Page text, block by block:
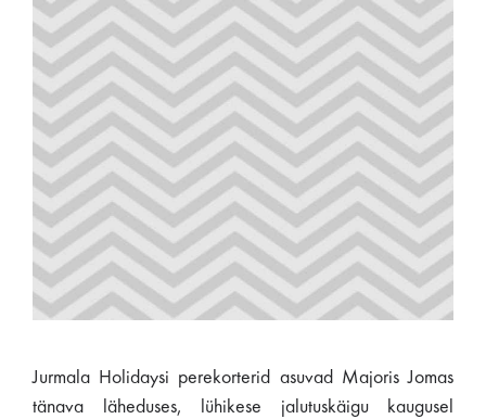
Jurmala Holidaysi perekorterid asuvad Majoris Jomas
tänava läheduses, lühikese jalutuskäigu kaugusel